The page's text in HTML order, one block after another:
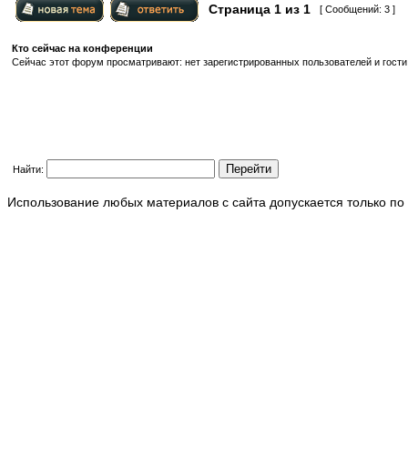
Страница 1 из 1 [ Сообщений: 3 ]
Кто сейчас на конференции
Сейчас этот форум просматривают: нет зарегистрированных пользователей и
Найти:
Использование любых материалов с сайта допускается только